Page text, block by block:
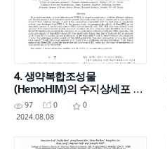
4. 생약복합조성물
(HemoHIM)의 수지상세포 활
성화 효과
97 0
0
2024.08.08